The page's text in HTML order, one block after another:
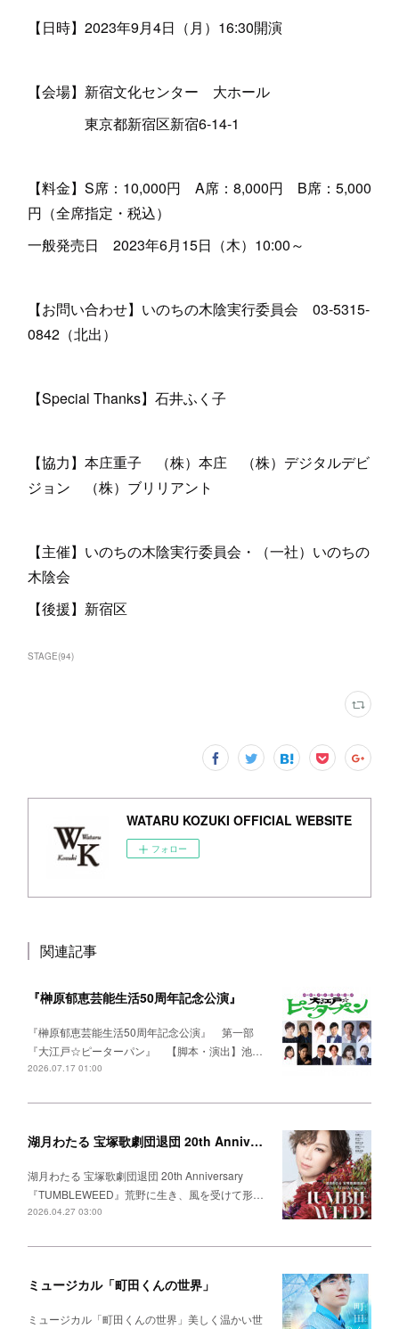
【日時】2023年9月4日（月）16:30開演
【会場】新宿文化センター 大ホール
東京都新宿区新宿6-14-1
【料金】S席：10,000円 A席：8,000円 B席：5,000
円（全席指定・税込）
一般発売日 2023年6月15日（木）10:00～
【お問い合わせ】いのちの木陰実行委員会 03-5315-
0842（北出）
【Special Thanks】石井ふく子
【協力】本庄重子 （株）本庄 （株）デジタルデビ
ジョン （株）ブリリアント
【主催】いのちの木陰実行委員会・（一社）いのちの
木陰会
【後援】新宿区
STAGE(94)
WATARU KOZUKI OFFICIAL WEBSITE
フォロー
関連記事
『榊原郁恵芸能生活50周年記念公演』
『榊原郁恵芸能生活50周年記念公演』 第一部
『大江戸☆ピーターパン』 【脚本・演出】池…
2026.07.17 01:00
湖月わたる 宝塚歌劇団退団 20th Anniversary 『TUMBLEWEED』
湖月わたる 宝塚歌劇団退団 20th Anniversary
『TUMBLEWEED』荒野に生き、風を受けて形…
2026.04.27 03:00
ミュージカル「町田くんの世界」
ミュージカル「町田くんの世界」美しく温かい世